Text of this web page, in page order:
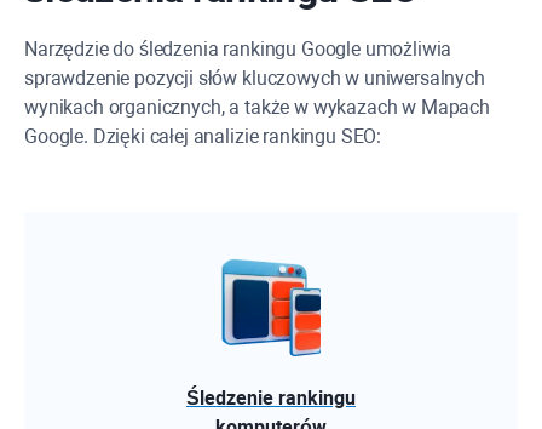
Narzędzie do śledzenia rankingu Google umożliwia
sprawdzenie pozycji słów kluczowych w uniwersalnych
wynikach organicznych, a także w wykazach w Mapach
Google. Dzięki całej analizie rankingu SEO:
Śledzenie rankingu